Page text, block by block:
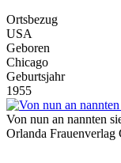
Ortsbezug
USA
Geboren
Chicago
Geburtsjahr
1955
Von nun an nannten
Orlanda Frauenverlag